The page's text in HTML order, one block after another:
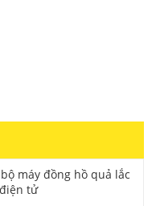
máy đồng hồ quả lắc
tử